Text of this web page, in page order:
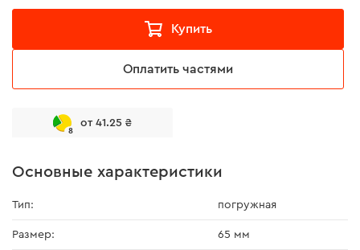
Купить
Оплатить частями
8
от 41.25 ₴
Основные характеристики
Тип: погружная
Размер: 65 мм